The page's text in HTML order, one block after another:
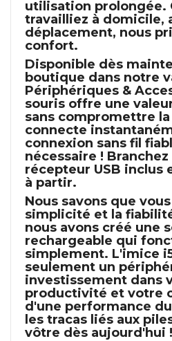
utilisation prolongée.
travailliez à domicile,
déplacement, nous
confort.
Disponible dès
boutique dans notre
Périphériques &
souris offre une
sans compromettre
connecte
connexion sans fil
nécessaire !
récepteur USB inclus
à partir.
Nous savons que
simplicité et la
nous avons créé une
rechargeable qui
simplement. L'imice
seulement un
investissement dans
productivité et votre
d'une performance
les tracas liés aux
vôtre dès aujourd'hui !